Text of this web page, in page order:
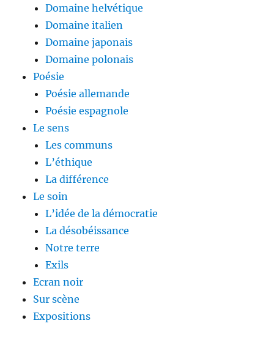
Domaine helvétique
Domaine italien
Domaine japonais
Domaine polonais
Poésie
Poésie allemande
Poésie espagnole
Le sens
Les communs
L’éthique
La différence
Le soin
L’idée de la démocratie
La désobéissance
Notre terre
Exils
Ecran noir
Sur scène
Expositions